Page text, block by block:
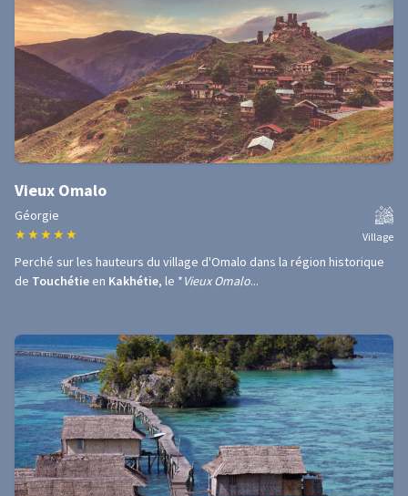
Vieux Omalo
Géorgie
★ ★ ★ ★ ★ Village
Perché sur les hauteurs du village d'Omalo dans la région historique
de Touchétie en Kakhétie, le *Vieux Omalo...